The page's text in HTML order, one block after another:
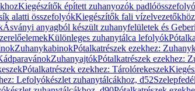
Kiegészítők épített zuhanyozók
alatti összefolyókKiegészítők fali vízelvezetőkhöz
Ásványi anyagból készült zuhanyfelületek és
Különleges zuhanytálca lefolyók
ZuhanykabinokPótalkatrészek ezekhez:
ZuhanyajtókPótalkatrészek ezekhez:
Pótalkatrészek ezekhez: Tárolórekeszek
Lefolyókészlet zuhanytálcákhoz, d52